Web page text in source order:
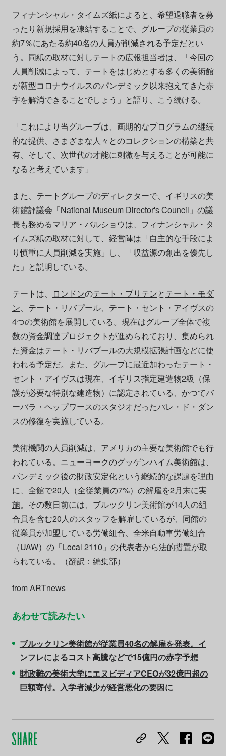
フィナンシャル・タイムズ紙によると、希望退職者を募
ったり新規採用を凍結することで、グループの従業員の
約7％にあたる約40名の人員が削減される予定だとい
う。同紙の取材に対しテートの広報担当者は、「今回の
人員削減によって、テートをはじめとする多くの美術館
が新型コロナウイルスのパンデミック以来抱えてきた赤
字を解消できることでしょう」と語り、こう続ける。
「これにより当グループは、画期的なプログラムの継続
的な提供、さまざまな人々とのコレクションの構築と共
有、そして、次世代の才能に刺激を与えることが可能に
なると考えています」
また、テートグループのディレクターで、イギリスの美
術館評議会「National Museum Director's Council」の議
長も務めるマリア・バルショウは、フィナンシャル・タ
イムズ紙の取材に対して、経営陣は「自主的な手段によ
り慎重に人員削減を実施」し、「収益源の創出を優先し
た」と説明している。
テートは、 ロンドンのテート・ブリテンとテート・モダ
ン 、テート・リバプール、テート・セント・アイヴスの
4つの美術館を展開している。現在はグループ全体で複
数の資金調達プロジェクトが進められており、集められ
た資金はテート・リバプールの大規模拡張計画などに使
われる予定だ。また、グループに最近加わったテート・
セント・アイヴスは現在、イギリス指定建造物2級（保
護が必要な特別な建造物）に認定されている、かつてバ
ーバラ・ヘップワースのスタジオだったパレ・ド・ダン
スの修復を実施している。
美術機関の人員削減は、アメリカの主要な美術館でも行
われている。ニューヨークのグッゲンハイム美術館は、
パンデミック後の財政安定化という継続的な課題を理由
に、全館で20人（全従業員の7%）の解雇を2月末に実
施。その数日前には、ブルックリン美術館が14人の組
合員を含む20人のスタッフを解雇しているが、同館の
従業員が加盟している労働組合、全米自動車労働組合
（UAW）の「Local 2110」の代表者から法的措置が取
られている。（翻訳：編集部）
fromARTnews
あわせて読みたい
ブルックリン美術館が従業員40名の解雇を発表。イ
ンフレによるコスト高騰などで15億円の赤字予想
財政難の美術大学にエヌビディアCEOが32億円超の
巨額寄付。入学者減少が経営悪化の要因に